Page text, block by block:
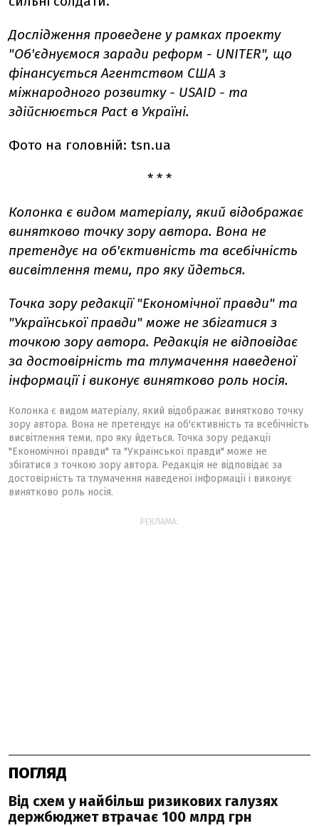
Дослідження проведене у рамках проекту
"Об'єднуємося заради реформ - UNITER", що
фінансується Агентством США з
міжнародного розвитку - USAID - та
здійснюється Pact в Україні.
Фото на головній: tsn.ua
* * *
Колонка є видом матеріалу, який відображає
винятково точку зору автора. Вона не
претендує на об'єктивність та всебічність
висвітлення теми, про яку йдеться.
Точка зору редакції "Економічної правди" та
"Української правди" може не збігатися з
точкою зору автора. Редакція не відповідає
за достовірність та тлумачення наведеної
інформації і виконує винятково роль носія.
Колонка є видом матеріалу, який відображає винятково точку
зору автора. Вона не претендує на об'єктивність та всебічність
висвітлення теми, про яку йдеться. Точка зору редакції
"Економічної правди" та "Української правди" може не
збігатися з точкою зору автора. Редакція не відповідає за
достовірність та тлумачення наведеної інформації і виконує
винятково роль носія.
РЕКЛАМА:
ПОГЛЯД
Від схем у найбільш ризикових галузях
держбюджет втрачає 100 млрд грн